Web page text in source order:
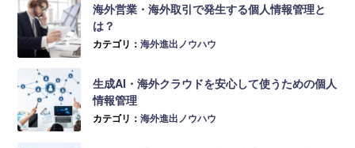
海外営業・海外取引で発生する個人情報管理と
は？
カテゴリ：海外進出ノウハウ
生成AI・海外クラウドを安心して使うための個人
情報管理
カテゴリ：海外進出ノウハウ